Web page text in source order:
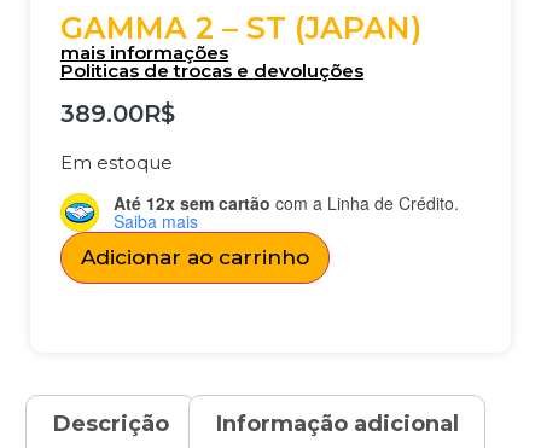
GAMMA 2 – ST (JAPAN)
mais informações
Politicas de trocas e devoluções
389.00R$
Em estoque
Até 12x sem cartão com a Linha de Crédito.
Saiba mais
Adicionar ao carrinho
Descrição Informação adicional